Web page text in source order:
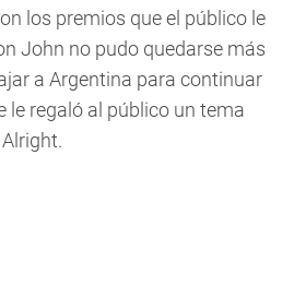
los premios que el público le
John no pudo quedarse más
a Argentina para continuar
le regaló al público un tema